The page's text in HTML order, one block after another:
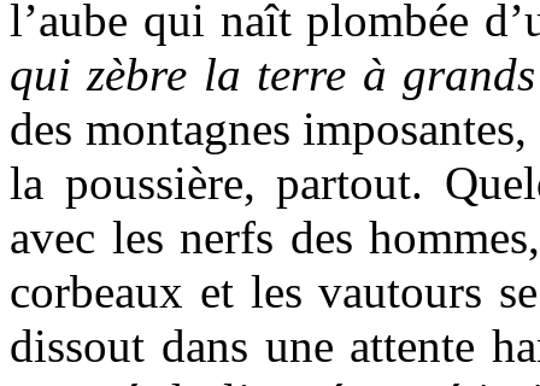
l’aube qui naît plombée
qui zèbre la terre à
des montagnes
la poussière, partout.
avec les nerfs des
corbeaux et les vautours
dissout dans une attente